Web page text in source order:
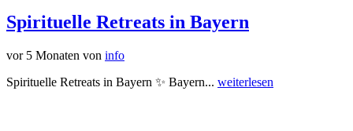
Spirituelle Retreats in Bayern
vor 5 Monaten von info
Spirituelle Retreats in Bayern ✨ Bayern... weiterlesen